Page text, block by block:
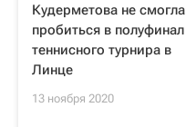
Кудерметова не смогла
пробиться в полуфинал
теннисного турнира в
Линце
13 ноября 2020